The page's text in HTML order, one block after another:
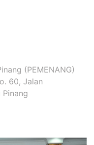
(PEMENANG)
60, Jalan
Pinang